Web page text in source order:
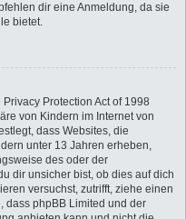
dir eine Anmeldung, da sie
bietet.
Protection Act of 1998
von Kindern im Internet von
dass Websites, die
unter 13 Jahren erheben,
des oder der
dir unsicher bist, ob dies auf dich
versuchst, zutrifft, ziehe einen
dass phpBB Limited und der